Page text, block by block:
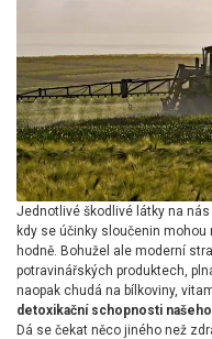
Jednotlivé škodlivé látky na
kdy se účinky sloučenin
hodně. Bohužel ale moderní
potravinářských produktech,
naopak chudá na bílkoviny,
detoxikační schopnosti
Dá se čekat něco jiného než